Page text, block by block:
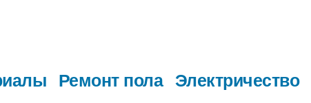
Ремонт пола Электричество